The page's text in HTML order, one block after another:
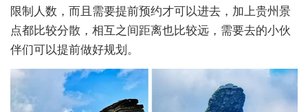
限制人数，而且需要提前预约才可以进去，加上贵州景
点都比较分散，相互之间距离也比较远，需要去的小伙
伴们可以提前做好规划。